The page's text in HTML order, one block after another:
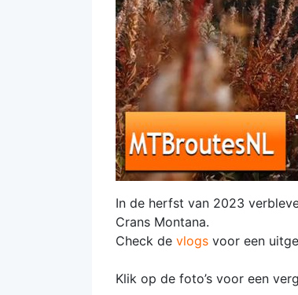
In de herfst van 2023
Crans Montana.
Check de vlogs voor een
Klik op de foto’s voor een